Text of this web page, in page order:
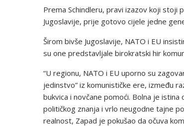
Prema Schindleru, pravi izazov koji stoji
Jugoslavije, prije gotovo cijele jedne
Širom bivše Jugoslavije, NATO i EU
su one predstavljale birokratski hir
“U regionu, NATO i EU uporno su
jedinstvo” iz komunističke ere, između
bukvica i novčane pomoći. Bolna je
političkog znanja i vrlo neugodne tajne
realnost, Zapad je pokušao da očuva